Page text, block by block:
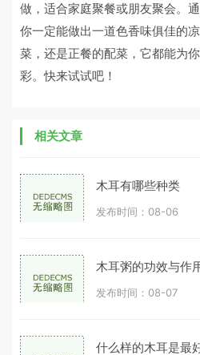
做，适合家庭聚餐或朋友聚会。
你一定能做出一道色香味俱佳的
菜，还是正餐的配菜，它都能为
彩。快来试试吧！
相关文章
木耳有哪些种类
发布时间：08-06
木耳粥的功效与作
发布时间：08-07
什么样的木耳是最